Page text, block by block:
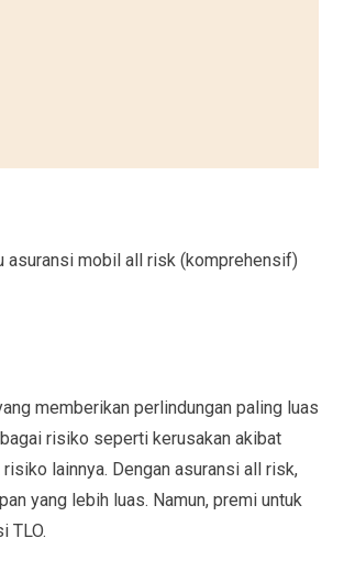
asuransi mobil all risk (komprehensif)
memberikan perlindungan paling luas
risiko seperti kerusakan akibat
lainnya. Dengan asuransi all risk,
yang lebih luas. Namun, premi untuk
TLO.